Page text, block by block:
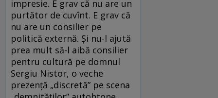
impresie. E grav că nu are un
purtător de cuvînt. E grav că
nu are un consilier pe
politică externă. Şi nu-l ajută
prea mult să-l aibă consilier
pentru cultură pe domnul
Sergiu Nistor, o veche
prezenţă „discretă” pe scena